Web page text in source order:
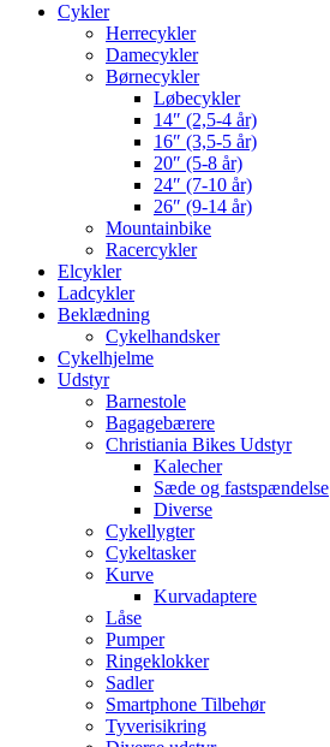
Cykler
Herrecykler
Damecykler
Børnecykler
Løbecykler
14″ (2,5-4 år)
16″ (3,5-5 år)
20″ (5-8 år)
24″ (7-10 år)
26″ (9-14 år)
Mountainbike
Racercykler
Elcykler
Ladcykler
Beklædning
Cykelhandsker
Cykelhjelme
Udstyr
Barnestole
Bagagebærere
Christiania Bikes Udstyr
Kalecher
Sæde og fastspændelse
Diverse
Cykellygter
Cykeltasker
Kurve
Kurvadaptere
Låse
Pumper
Ringeklokker
Sadler
Smartphone Tilbehør
Tyverisikring